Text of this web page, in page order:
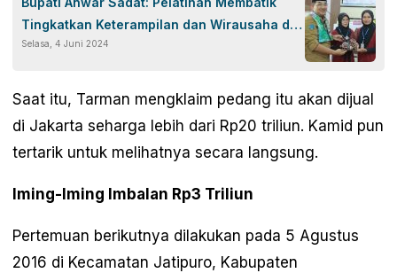
Tingkatkan Keterampilan dan Wirausaha di
Tanjung Jabung Barat
Selasa, 4 Juni 2024
Saat itu, Tarman mengklaim pedang itu akan dijual
di Jakarta seharga lebih dari Rp20 triliun. Kamid pun
tertarik untuk melihatnya secara langsung.
Iming-Iming Imbalan Rp3 Triliun
Pertemuan berikutnya dilakukan pada 5 Agustus
2016 di Kecamatan Jatipuro, Kabupaten